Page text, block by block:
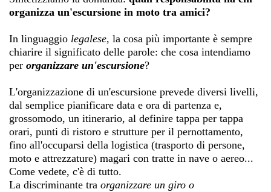
organizza un'escursione in moto tra amici?
In linguaggio legalese, la cosa più importante è sempre
chiarire il significato delle parole: che cosa intendiamo
per organizzare un'escursione?
L'organizzazione di un'escursione prevede diversi livelli,
dal semplice pianificare data e ora di partenza e,
grossomodo, un itinerario, al definire tappa per tappa
orari, punti di ristoro e strutture per il pernottamento,
fino all'occuparsi della logistica (trasporto di persone,
moto e attrezzature) magari con tratte in nave o aereo...
Come vedete, c'è di tutto.
La discriminante tra organizzare un giro o